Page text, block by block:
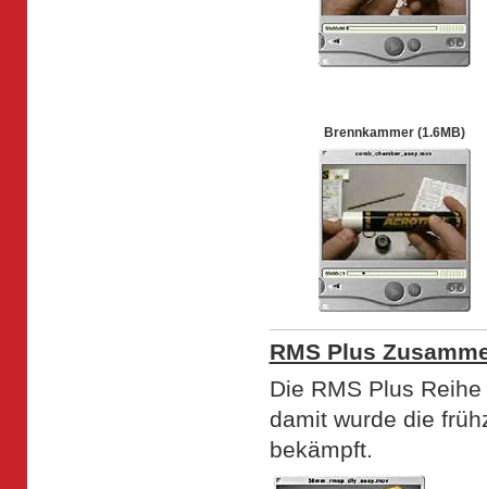
Brennkammer (1.6MB)
RMS Plus
Die RMS Plus
damit wurde die
bekämpft.